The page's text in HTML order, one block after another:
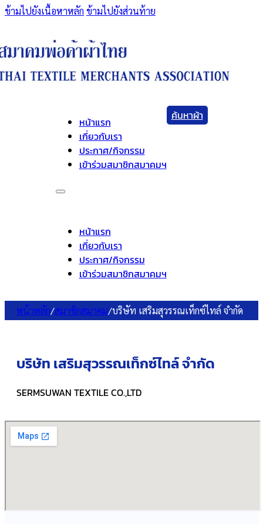
ข้ามไปยังเนื้อหาหลัก ข้ามไปยังส่วนท้าย
หน้าแรก
เกี่ยวกับเรา
ประกาศ/กิจกรรม
เข้าร่วมสมาชิกสมาคมฯ
หน้าแรก
เกี่ยวกับเรา
ประกาศ/กิจกรรม
เข้าร่วมสมาชิกสมาคมฯ
ค้นหาผ้า
หน้าหลัก/สมาชิกสมาคม/บริษัท เสริมสุวรรณเท็กซ์ไทล์ จำกัด
บริษัท เสริมสุวรรณเท็กซ์ไทล์ จำกัด
SERMSUWAN TEXTILE CO.,LTD